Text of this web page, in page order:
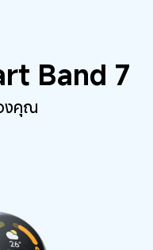
Band 7
งคุณ